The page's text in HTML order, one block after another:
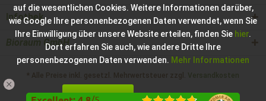
Infothek
Bioraum GmbH
* Alle Preise inkl. gesetzl. Mehrwertsteuer zzgl. Versandkosten
Hilfe / Support Kontakt zur Bioraum GmbH
auf die wesentlichen Cookies. Weitere Informationen darüber,
wie Google Ihre personenbezogenen Daten verwendet, wenn Sie
Ihre Einwilligung über unsere Website erteilen, finden Sie hier.
Dort erfahren Sie auch, wie andere Dritte Ihre
personenbezogenen Daten verwenden. Mehr Informationen
Einverstanden Konfigurieren